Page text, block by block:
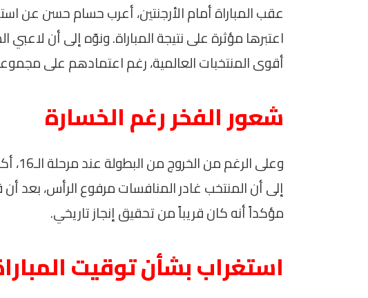
عقب المباراة أمام الأرجنتين، أعرب حسام حسن عن
اعتبرها مؤثرة على نتيجة المباراة. ونوّه إلى أن
أقوى المنتخبات العالمية، رغم اعتمادهم على
شعور الفخر رغم الخسارة
وعلى
إلى أن المنتخب غادر المنافسات مرفوع الرأس، بعد أن
مؤكداً أنه كان قريباً من تحقيق إنجاز تاريخي.
استغراب بشأن توقيت